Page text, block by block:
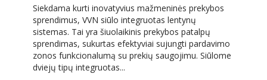
Siekdama kurti inovatyvius mažmeninės prekybos
sprendimus, VVN siūlo integruotas lentynų
sistemas. Tai yra šiuolaikinis prekybos patalpų
sprendimas, sukurtas efektyviai sujungti pardavimo
zonos funkcionalumą su prekių saugojimu. Siūlome
dviejų tipų integruotas...